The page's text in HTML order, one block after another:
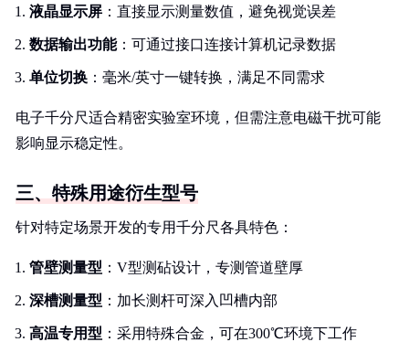
液晶显示屏 ：直接显示测量数值，避免视觉误差
数据输出功能：可通过接口连接计算机记录数据
单位切换 ：毫米/英寸一键转换，满足不同需求
电子千分尺适合精密实验室环境，但需注意电磁干扰可能
影响显示稳定性。
三、特殊用途衍生型号
针对特定场景开发的专用千分尺各具特色：
管壁测量型 ：V型测砧设计，专测管道壁厚
深槽测量型 ：加长测杆可深入凹槽内部
高温专用型 ：采用特殊合金，可在300℃环境下工作